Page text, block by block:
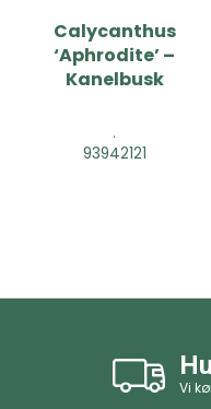
Calycanthus
‘Aphrodite’ –
Kanelbusk
.
93942121
Vi